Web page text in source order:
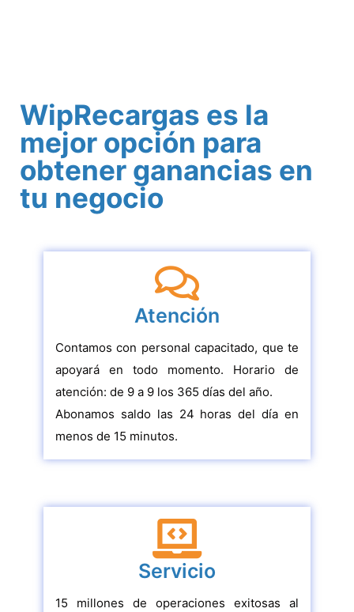
WipRecargas es la
mejor opción para
obtener ganancias en
tu negocio
Atención
Contamos con personal capacitado, que te
apoyará en todo momento. Horario de
atención: de 9 a 9 los 365 días del año.
Abonamos saldo las 24 horas del día en
menos de 15 minutos.
Servicio
15 millones de operaciones exitosas al